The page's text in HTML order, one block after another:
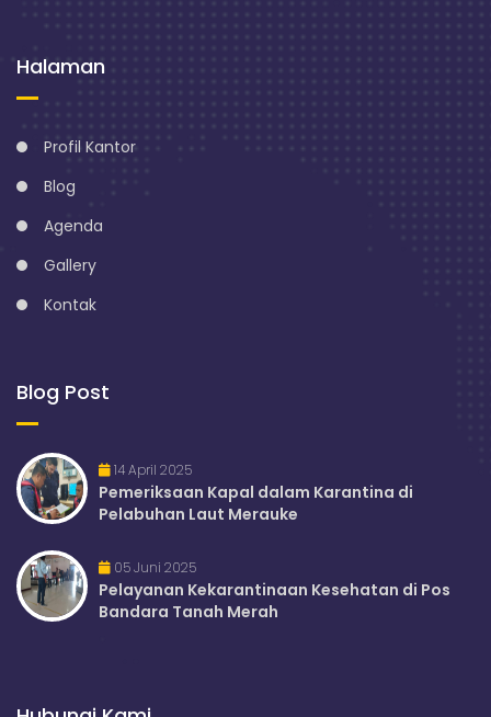
Halaman
Profil Kantor
Blog
Agenda
Gallery
Kontak
Blog Post
14 April 2025
Pemeriksaan Kapal dalam Karantina di
Pelabuhan Laut Merauke
05 Juni 2025
Pelayanan Kekarantinaan Kesehatan di Pos
Bandara Tanah Merah